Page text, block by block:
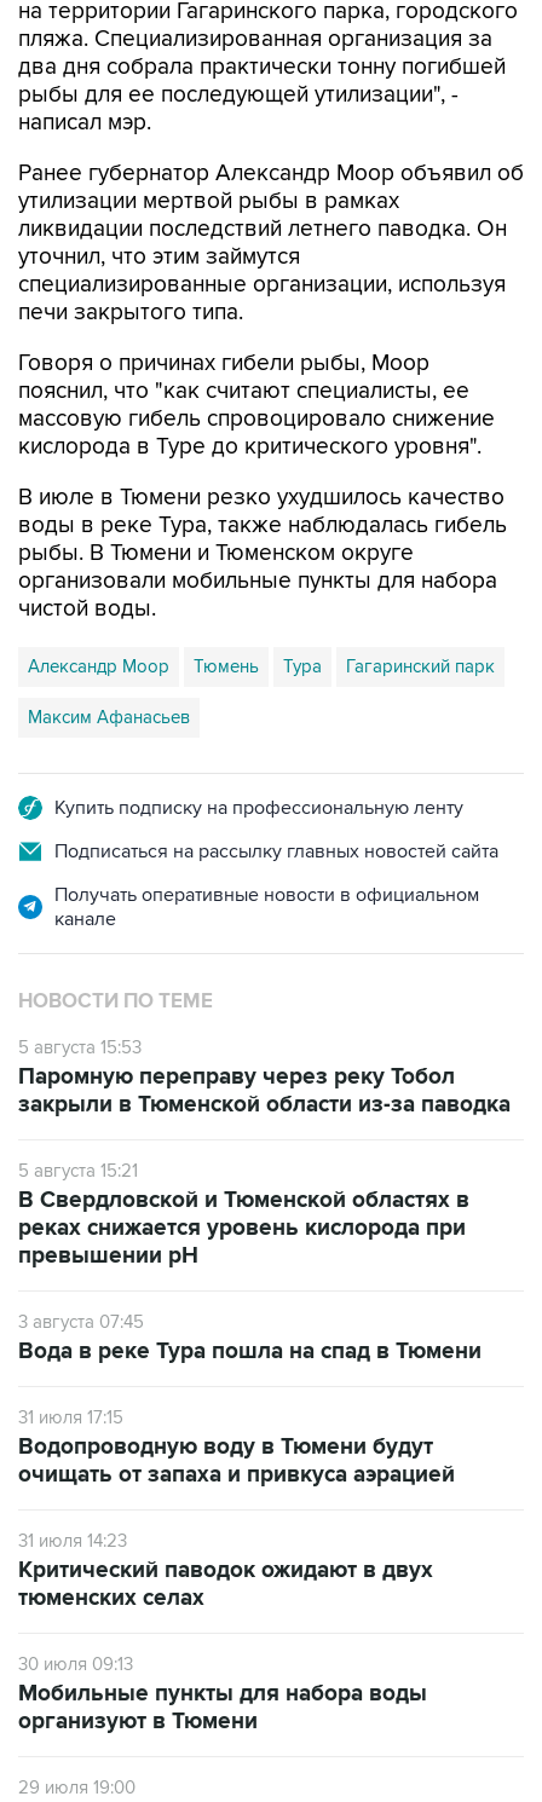
на территории Гагаринского парка, городского
пляжа. Специализированная организация за
два дня собрала практически тонну погибшей
рыбы для ее последующей утилизации", -
написал мэр.
Ранее губернатор Александр Моор объявил об
утилизации мертвой рыбы в рамках
ликвидации последствий летнего паводка. Он
уточнил, что этим займутся
специализированные организации, используя
печи закрытого типа.
Говоря о причинах гибели рыбы, Моор
пояснил, что "как считают специалисты, ее
массовую гибель спровоцировало снижение
кислорода в Туре до критического уровня".
В июле в Тюмени резко ухудшилось качество
воды в реке Тура, также наблюдалась гибель
рыбы. В Тюмени и Тюменском округе
организовали мобильные пункты для набора
чистой воды.
Александр Моор Тюмень Тура Гагаринский парк
Максим Афанасьев
Купить подписку на профессиональную ленту
Подписаться на рассылку главных новостей сайта
Получать оперативные новости в официальном
канале
НОВОСТИ ПО ТЕМЕ
5 августа 15:53
Паромную переправу через реку Тобол
закрыли в Тюменской области из-за паводка
5 августа 15:21
В Свердловской и Тюменской областях в
реках снижается уровень кислорода при
превышении рН
3 августа 07:45
Вода в реке Тура пошла на спад в Тюмени
31 июля 17:15
Водопроводную воду в Тюмени будут
очищать от запаха и привкуса аэрацией
31 июля 14:23
Критический паводок ожидают в двух
тюменских селах
30 июля 09:13
Мобильные пункты для набора воды
организуют в Тюмени
29 июля 19:00